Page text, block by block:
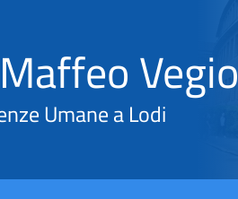
Vegio
Umane a Lodi